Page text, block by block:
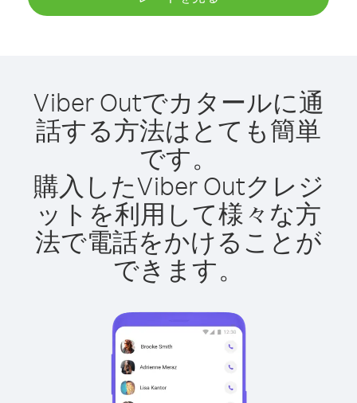
Viber Outでカタールに通
話する方法はとても簡単
です。
購入したViber Outクレジ
ットを利用して様々な方
法で電話をかけることが
できます。